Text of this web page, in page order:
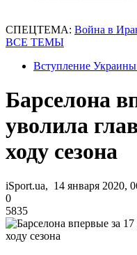
СПЕЦТЕМА: Война в
ВСЕ ТЕМЫ
Вступление
Барселона
уволила
ходу сезона
iSport.ua, 14 января 2020,
0
5835